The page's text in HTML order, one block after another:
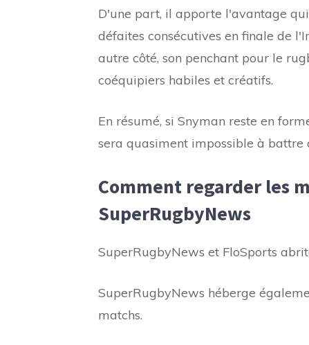
D'une part, il apporte l'avantage
défaites consécutives en finale de
autre côté, son penchant pour le
coéquipiers habiles et créatifs.
En résumé, si Snyman reste en
sera quasiment impossible à battre
Comment regarder les
SuperRugbyNews
SuperRugbyNews et FloSports
SuperRugbyNews héberge
matchs.